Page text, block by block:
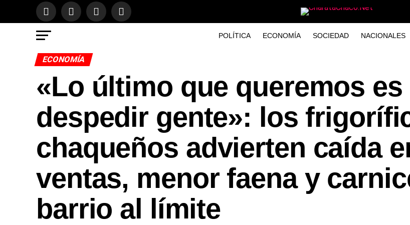
POLÍTICA ECONOMÍA SOCIEDAD NACIONALES
ECONOMÍA
«Lo último que queremos es
despedir gente»: los
chaqueños advierten caída
ventas, menor faena y
barrio al límite